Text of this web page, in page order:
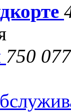
750